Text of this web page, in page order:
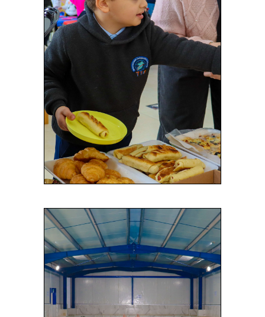
حرص في المدارس المستقلة
الدولية على توفير بيئة صحية وآمنة
لطلابنا، ويشمل ذلك الاهتمام بجودة
الطعام الذي نقدمه في مقصفنا
المدرسي.
Read More
مسبح
مجهز بكافة وسائل السلامة.
Read More